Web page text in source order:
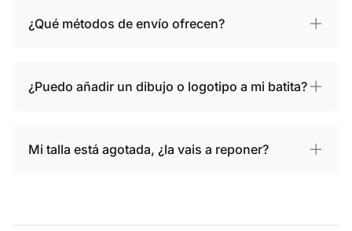
¿Qué métodos de envío ofrecen?
¿Puedo añadir un dibujo o logotipo a mi batita?
Mi talla está agotada, ¿la vais a reponer?